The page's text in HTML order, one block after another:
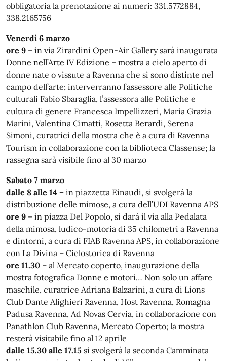
obbligatoria la prenotazione ai numeri: 331.5772884,
338.2165756
Venerdì 6 marzo
ore 9 – in via Zirardini Open-Air Gallery sarà inaugurata
Donne nell’Arte IV Edizione – mostra a cielo aperto di
donne nate o vissute a Ravenna che si sono distinte nel
campo dell’arte; interverranno l’assessore alle Politiche
culturali Fabio Sbaraglia, l’assessora alle Politiche e
cultura di genere Francesca Impellizzeri, Maria Grazia
Marini, Valentina Cimatti, Rosetta Berardi, Serena
Simoni, curatrici della mostra che è a cura di Ravenna
Tourism in collaborazione con la biblioteca Classense; la
rassegna sarà visibile fino al 30 marzo
Sabato 7 marzo
dalle 8 alle 14 – in piazzetta Einaudi, si svolgerà la
distribuzione delle mimose, a cura dell’UDI Ravenna APS
ore 9 – in piazza Del Popolo, si darà il via alla Pedalata
della mimosa, ludico-motoria di 35 chilometri a Ravenna
e dintorni, a cura di FIAB Ravenna APS, in collaborazione
con La Divina – Ciclostorica di Ravenna
ore 11.30 – al Mercato coperto, inaugurazione della
mostra fotografica Donne e motori… Non solo un affare
maschile, curatrice Adriana Balzarini, a cura di Lions
Club Dante Alighieri Ravenna, Host Ravenna, Romagna
Padusa Ravenna, Ad Novas Cervia, in collaborazione con
Panathlon Club Ravenna, Mercato Coperto; la mostra
resterà visitabile fino al 12 aprile
dalle 15.30 alle 17.15 si svolgerà la seconda Camminata